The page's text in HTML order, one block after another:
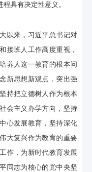
具有决定性意义。
来，习近平总书记对
接班人工作高度重视，
养人这一教育的根本问
新思想新观点，突出强
持把立德树人作为根本
会主义办学方向，坚持
心发展教育，坚持深化
大复兴作为教育的重要
作，为新时代教育发展
同志为核心的党中央坚